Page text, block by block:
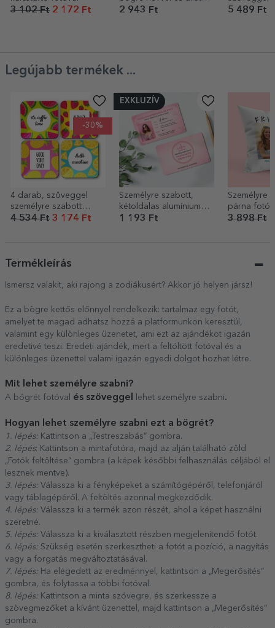
3 102 Ft 2 172 Ft
jelével - Oroszlán
2 943 Ft 5 489 Ft
Legújabb termékek ...
-30%
4 darab, szöveggel
személyre szabott
pohártartó szett –
4 534 Ft 3 174 Ft
EXKLUZÍV
Személyre szabott,
kétoldalas alumínium
kártya fotóval és
1 193 Ft
Személyre
párna
üzenettel –
3 898 Ft2
Termékleírás
Ismersz valakit, aki rajong a zodiákusért? Akkor jó helyen jársz!
Ez a bögre kettős előnnyel rendelkezik: tartalmaz egy fotót,
amelyet te magad adhatsz hozzá a platformunkon keresztül,
valamint egy különleges üzenetet, ami ezt az ajándékot igazán
eredetivé teszi. Eredeti ajándék, mert a feltöltött fotóval és a
különleges üzenettel valami igazán egyedi dolgot hozhat létre.
Mit lehet személyre szabni?
A bögrét fotóval és szöveggel lehet személyre szabni.
Hogyan lehet személyre szabni ezt a bögrét?
1. lépés: Kattintson a „Testreszabás” gombra.
2. lépés: Kattintson a mintafotóra, majd az alján található zöld
„Fotók feltöltése” gombra (a képek későbbi felhasználás céljából el
lesznek mentve).
3. lépés: Válassza ki a fényképeket a számítógépéről, telefonjáról
vagy táblagépéről. A feltöltés azonnal megkezdődik.
4. lépés: Válassza ki a termék azon részét, ahol a képet használni
szeretné.
5. lépés: Válassza ki a kiválasztott részben megjelenítendő fotót.
6. lépés: Szükség esetén szerkesztheti a fotót a pozíció, a nagyítás
vagy a forgatás megváltoztatásával.
7. lépés: Ha elégedett az eredménnyel, kattintson a „Megerősítés”
gombra, és folytassa a többi fotóval.
8. lépés: Kattintson a minta szövegre, és szerkessze a
szövegmezőket a kívánt üzenettel, majd kattintson a „Megerősítés”
gombra.